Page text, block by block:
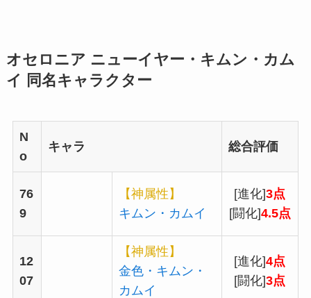
オセロニア ニューイヤー・キムン・カム
イ 同名キャラクター
N
o
キャラ 総合評価
76
9
【神属性】
キムン・カムイ
[進化]3点
[闘化]4.5点
12
07
【神属性】
金色・キムン・
カムイ
[進化]4点
[闘化]3点